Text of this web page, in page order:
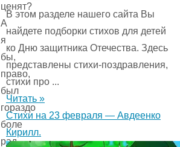
ценят?
А
я
бы,
право,
был
гораздо
боле
рад
В этом разделе нашего сайта Вы
найдете подборки стихов для детей
ко Дню защитника Отечества. Здесь
представлены стихи-поздравления,
стихи про ...
Читать »
Стихи на 23 февраля — Авдеенко
Кирилл.